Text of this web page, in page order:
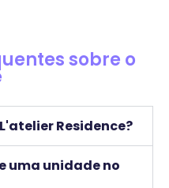
sobre o
Residence?
uma unidade no